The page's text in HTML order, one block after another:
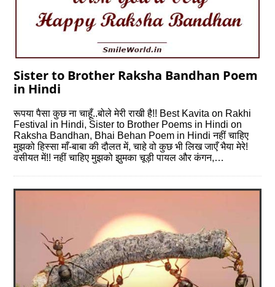
Sister to Brother Raksha Bandhan Poem
in Hindi
रूपया पैसा कुछ ना चाहूँ..बोले मेरी राखी है!! Best Kavita on Rakhi
Festival in Hindi, Sister to Brother Poems in Hindi on
Raksha Bandhan, Bhai Behan Poem in Hindi नहीं चाहिए
मुझको हिस्सा माँ-बाबा की दौलत में, चाहे वो कुछ भी लिख जाएँ भैया मेरे!
वसीयत में!! नहीं चाहिए मुझको झुमका चूड़ी पायल और कंगन,…